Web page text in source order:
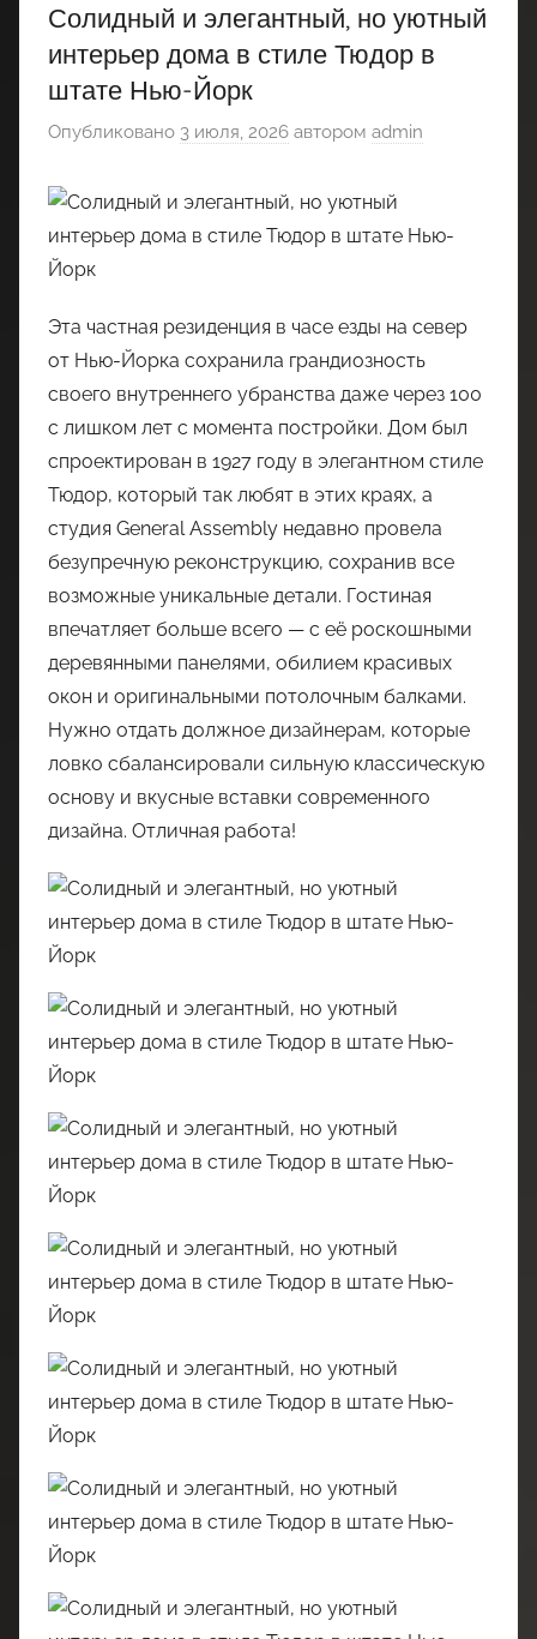
Солидный и элегантный, но уютный
интерьер дома в стиле Тюдор в
штате Нью-Йорк
Опубликовано 3 июля, 2026 автором admin
Эта частная резиденция в часе езды на север
от Нью-Йорка сохранила грандиозность
своего внутреннего убранства даже через 100
с лишком лет с момента постройки. Дом был
спроектирован в 1927 году в элегантном стиле
Тюдор, который так любят в этих краях, а
студия General Assembly недавно провела
безупречную реконструкцию, сохранив все
возможные уникальные детали. Гостиная
впечатляет больше всего — с её роскошными
деревянными панелями, обилием красивых
окон и оригинальными потолочным балками.
Нужно отдать должное дизайнерам, которые
ловко сбалансировали сильную классическую
основу и вкусные вставки современного
дизайна. Отличная работа!